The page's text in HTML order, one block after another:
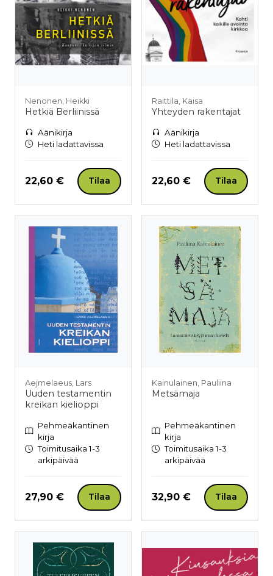
Nenonen, Heikki
Hetkiä Berliinissä
Äänikirja
Heti ladattavissa
Hinta nyt
22,60 € Tilaa
Raittila, Kaisa
Yhteyden rakentajat
Äänikirja
Heti ladattavissa
Hinta nyt
22,60 € Tilaa
Aejmelaeus, Lars
Uuden testamentin
kreikan kielioppi
Pehmeäkantinen
kirja
Toimitusaika 1-3
arkipäivää
Hinta nyt
27,90 € Tilaa
Kainulainen, Pauliina
Metsämaja
Pehmeäkantinen
kirja
Toimitusaika 1-3
arkipäivää
Hinta nyt
32,90 € Tilaa